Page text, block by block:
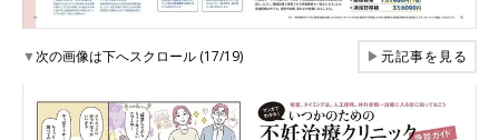
▼次の画像は下へスクロール (17/19) ▶元記事を見る